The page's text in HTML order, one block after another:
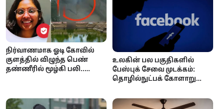
நிர்வாணமாக ஓடி கோவில்
குளத்தில் விழுந்த பெண்
தண்ணீரில் மூழ்கி பலி..
உலகின் பல பகுதிகளில்
பேஸ்புக் சேவை முடக்கம்:
தொழில்நுட்பக் கோளாறு
அதிகாரப்பூர்வ தகவல்!